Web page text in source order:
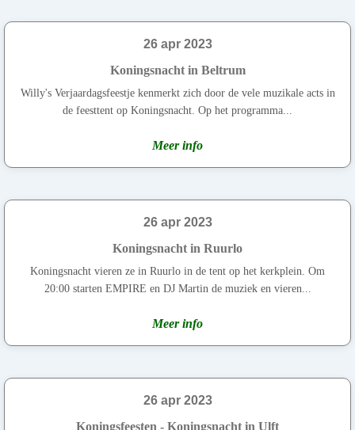
26 apr 2023
Koningsnacht in Beltrum
Willy's Verjaardagsfeestje kenmerkt zich door de vele muzikale acts in
de feesttent op Koningsnacht. Op het programma...
Meer info
26 apr 2023
Koningsnacht in Ruurlo
Koningsnacht vieren ze in Ruurlo in de tent op het kerkplein. Om
20:00 starten EMPIRE en DJ Martin de muziek en vieren...
Meer info
26 apr 2023
Koningsfeesten - Koningsnacht in Ulft